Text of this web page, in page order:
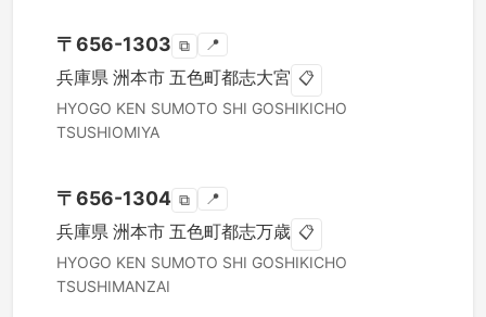
〒656-1303 ⧉ 📍
兵庫県 洲本市 五色町都志大宮 📋
HYOGO KEN SUMOTO SHI GOSHIKICHO
TSUSHIOMIYA
〒656-1304 ⧉ 📍
兵庫県 洲本市 五色町都志万歳 📋
HYOGO KEN SUMOTO SHI GOSHIKICHO
TSUSHIMANZAI